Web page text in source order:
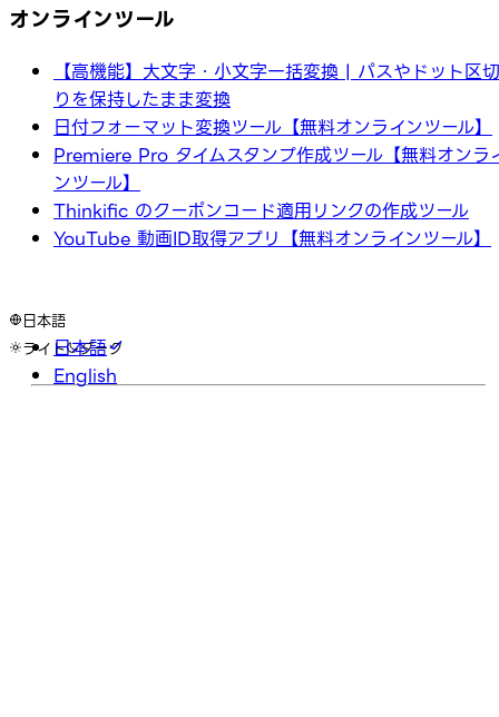
オンラインツール
【高機能】大文字・小文字一括変換 | パスやドット区切
りを保持したまま変換
日付フォーマット変換ツール【無料オンラインツール】
Premiere Pro タイムスタンプ作成ツール【無料オンラ
ンツール】
Thinkific のクーポンコード適用リンクの作成ツール
YouTube 動画ID取得アプリ【無料オンラインツール】
日本語
日本語
English
ライト ダーク